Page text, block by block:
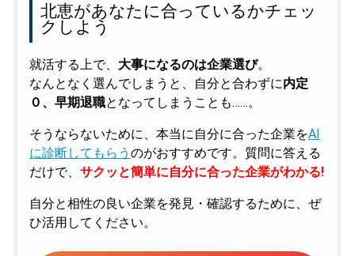
北恵があなたに合っているかチェッ
クしよう
就活する上で、 大事になるのは企業選び。
なんとなく選んでしまうと、自分と合わずに内定
０、早期退職となってしまうことも……。
そうならないために、本当に自分に合った企業をAI
に診断してもらう のがおすすめです。質問に答える
だけで、 サクッと簡単に自分に合った企業がわかる!
自分と相性の良い企業を発見・確認するために、ぜ
ひ活用してください。